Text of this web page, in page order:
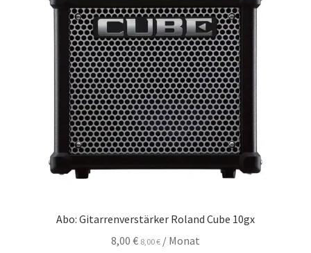
Abo: Gitarrenverstärker Roland Cube 10gx
8,00 € 8,00€ / Monat